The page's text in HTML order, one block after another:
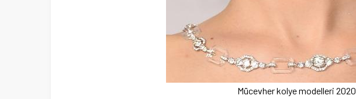
Mücevher kolye modelleri 2020